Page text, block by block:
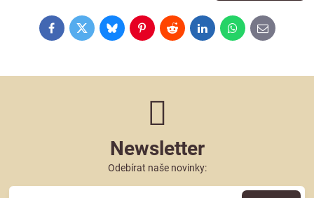
FacebookTwitterBlueskyPinterestRedditLinkedInWhatsApp
E-
mail
Newsletter
Odebírat naše novinky: